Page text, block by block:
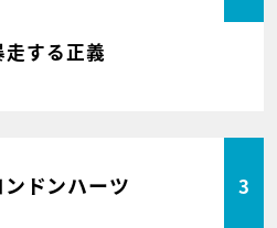
する正義
ンドンハーツ 3